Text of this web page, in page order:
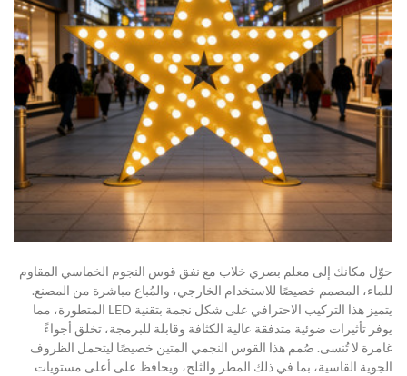
حوّل مكانك إلى معلم بصري خلاب مع نفق قوس النجوم الخماسي المقاوم
للماء، المصمم خصيصًا للاستخدام الخارجي، والمُباع مباشرة من المصنع.
يتميز هذا التركيب الاحترافي على شكل نجمة بتقنية LED المتطورة، مما
يوفر تأثيرات ضوئية متدفقة عالية الكثافة وقابلة للبرمجة، تخلق أجواءً
غامرة لا تُنسى. صُمم هذا القوس النجمي المتين خصيصًا ليتحمل الظروف
الجوية القاسية، بما في ذلك المطر والثلج، ويحافظ على أعلى مستويات